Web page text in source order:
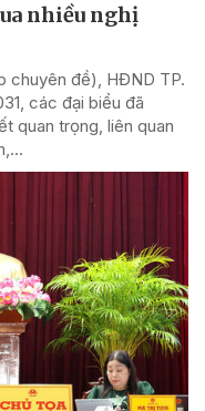
nhiều nghị
chuyên đề), HĐND TP.
các đại biểu đã
quan trọng, liên quan